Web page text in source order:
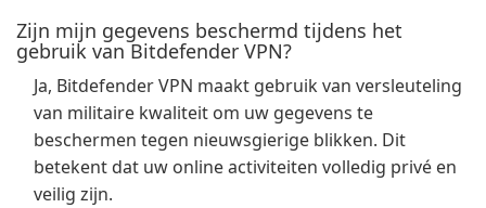
Zijn mijn gegevens beschermd tijdens het
gebruik van Bitdefender VPN?
Ja, Bitdefender VPN maakt gebruik van versleuteling
van militaire kwaliteit om uw gegevens te
beschermen tegen nieuwsgierige blikken. Dit
betekent dat uw online activiteiten volledig privé en
veilig zijn.